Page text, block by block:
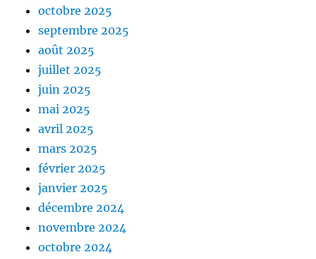
octobre 2025
septembre 2025
août 2025
juillet 2025
juin 2025
mai 2025
avril 2025
mars 2025
février 2025
janvier 2025
décembre 2024
novembre 2024
octobre 2024